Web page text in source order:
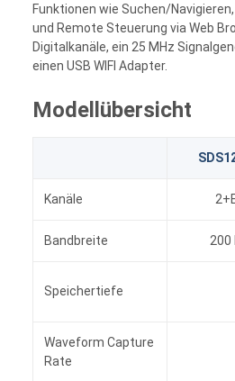
Funktionen wie Suchen/
und Remote Steuerung via Web
Digitalkanäle, ein 25 MHz
einen USB WIFI Adapter.
Modellübersicht
Kanäle
Bandbreite 200
Speichertiefe
Waveform Capture
Rate